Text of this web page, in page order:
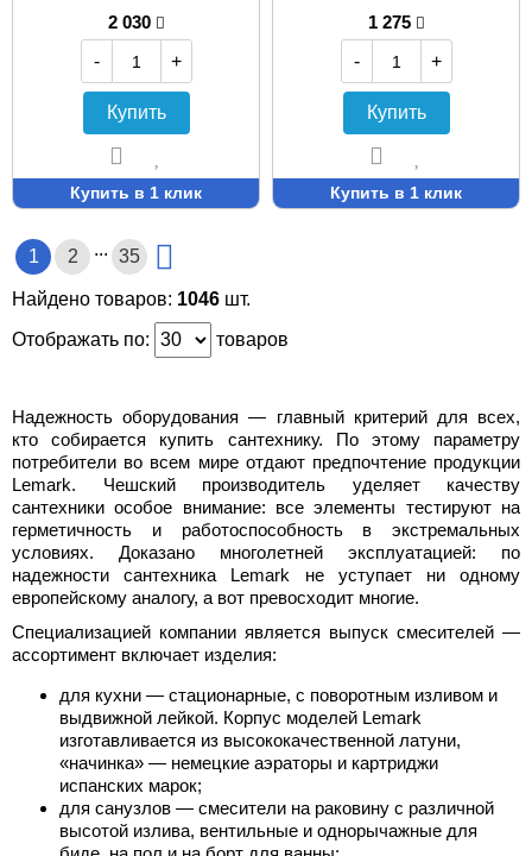
2 030
-
+
Купить
Купить в 1 клик
1 275
-
+
Купить
Купить в 1 клик
1 2 ... 35
Найдено товаров: 1046 шт.
Отображать по:
товаров
Надежность оборудования — главный критерий для всех,
кто собирается купить сантехнику. По этому параметру
потребители во всем мире отдают предпочтение продукции
Lemark. Чешский производитель уделяет качеству
сантехники особое внимание: все элементы тестируют на
герметичность и работоспособность в экстремальных
условиях. Доказано многолетней эксплуатацией: по
надежности сантехника Lemark не уступает ни одному
европейскому аналогу, а вот превосходит многие.
Специализацией компании является выпуск смесителей —
ассортимент включает изделия:
для кухни — стационарные, с поворотным изливом и
выдвижной лейкой. Корпус моделей Lemark
изготавливается из высококачественной латуни,
«начинка» — немецкие аэраторы и картриджи
испанских марок;
для санузлов — смесители на раковину с различной
высотой излива, вентильные и однорычажные для